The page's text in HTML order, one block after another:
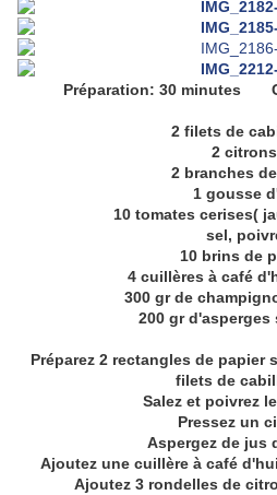
Préparation: 30 minutes
2 filets de
2 citrons
2 branches
1 gousse
10 tomates cerises(
sel,
10 brins de
4 cuillères à café
300 gr de
200 gr d'asperges
Préparez 2 rectangles de papier
filets de
Salez et poivrez
Pressez un
Aspergez de jus
Ajoutez une cuillère à café
Ajoutez 3 rondelles de